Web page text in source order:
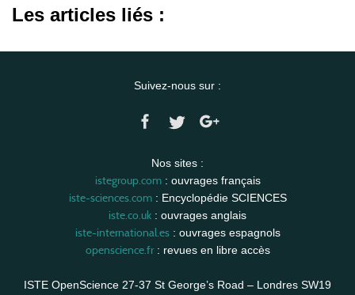
Les articles liés :
Suivez-nous sur :
Nos sites :
istegroup.com: ouvrages français
iste-sciences.com: Encyclopédie SCIENCES
iste.co.uk : ouvrages anglais
iste-international.es: ouvrages espagnols
openscience.fr: revues en libre accès
ISTE OpenScience 27-37 St George’s Road – Londres SW19